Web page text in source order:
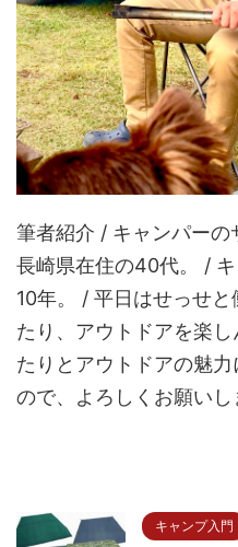
筆者紹介 / キャンパー
長崎県在住の40代。 /
10年。 / 平日はせっせ
たり、アウトドアを楽
たりとアウトドアの魅
ので、よろしくお願いし
キャンプ入門